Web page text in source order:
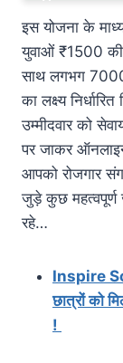
इस योजना के
युवाओं ₹1500 की
साथ लगभग
का लक्ष्य
उम्मीदवार को
पर जाकर
आपको रोजगार
जुड़े कुछ
रहे…
Inspire
छात्रों को
!